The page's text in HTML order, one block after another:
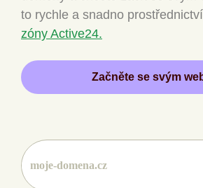
to rychle a snadno
zóny Active24.
Začněte se svým